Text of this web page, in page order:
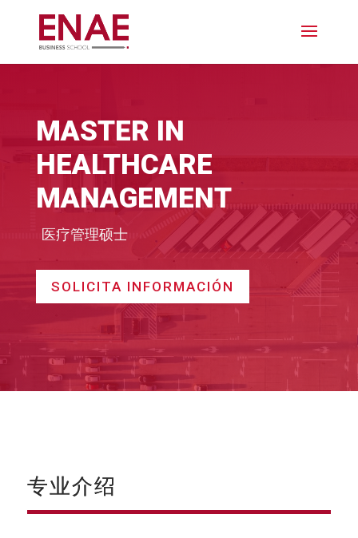
MASTER IN
HEALTHCARE
MANAGEMENT
医疗管理硕士
SOLICITA INFORMACIÓN
专业介绍